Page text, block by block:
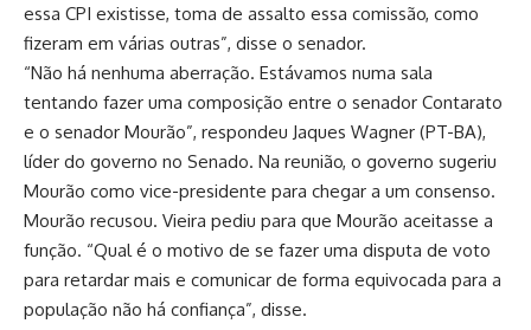
essa CPI existisse, toma de assalto essa comissão, como
fizeram em várias outras”, disse o senador.
“Não há nenhuma aberração. Estávamos numa sala
tentando fazer uma composição entre o senador Contarato
e o senador Mourão”, respondeu Jaques Wagner (PT-BA),
líder do governo no Senado. Na reunião, o governo sugeriu
Mourão como vice-presidente para chegar a um consenso.
Mourão recusou. Vieira pediu para que Mourão aceitasse a
função. “Qual é o motivo de se fazer uma disputa de voto
para retardar mais e comunicar de forma equivocada para a
população não há confiança”, disse.